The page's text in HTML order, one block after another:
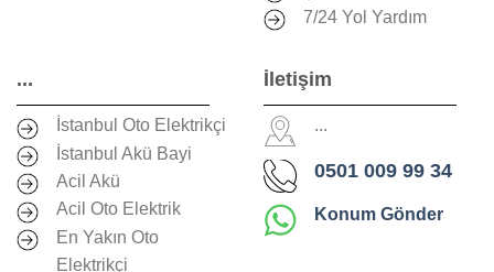
7/24 Yol Yardım
...
İstanbul Oto Elektrikçi
İstanbul Akü Bayi
Acil Akü
Acil Oto Elektrik
En Yakın Oto
Elektrikçi
İletişim
...
0501 009 99 34
Konum Gönder